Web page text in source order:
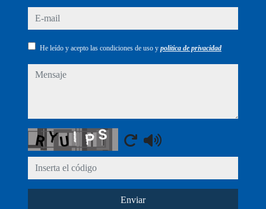
e-mail
He leído y acepto las condiciones de uso y política de privacidad
mensaje
Captcha
Enviar